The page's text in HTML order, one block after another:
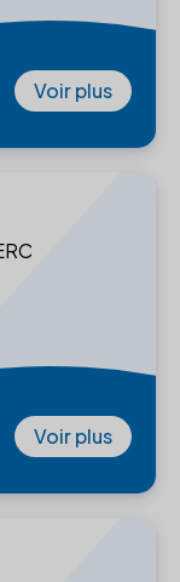
Voir plus
Voir plus